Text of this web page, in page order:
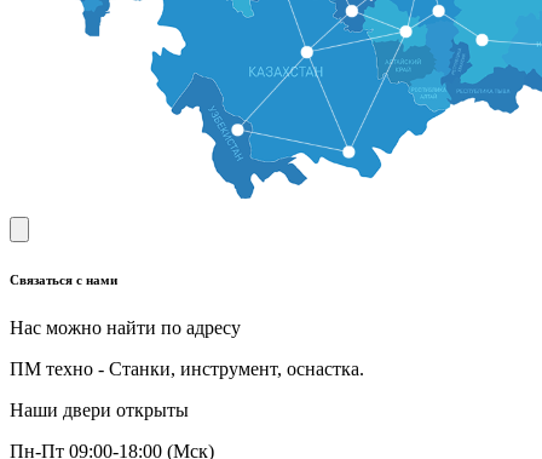
Связаться с нами
Нас можно найти по адресу
ПМ техно - Станки, инструмент, оснастка.
Наши двери открыты
Пн-Пт 09:00-18:00 (Мск)